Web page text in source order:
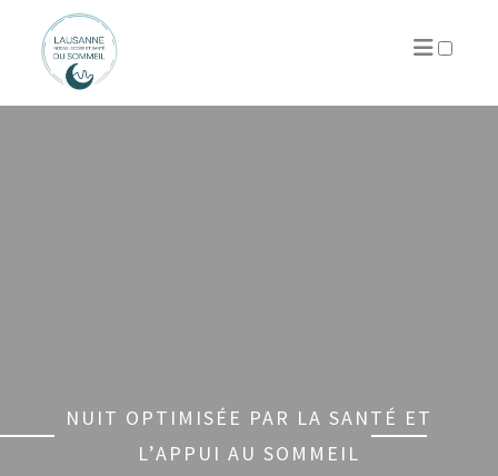
NUIT OPTIMISÉE PAR LA SANTÉ ET
L’APPUI AU SOMMEIL